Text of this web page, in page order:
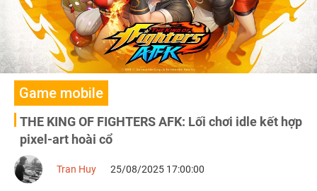
Game mobile
THE KING OF FIGHTERS AFK: Lối chơi idle kết hợp
pixel-art hoài cổ
Tran Huy 25/08/2025 17:00:00